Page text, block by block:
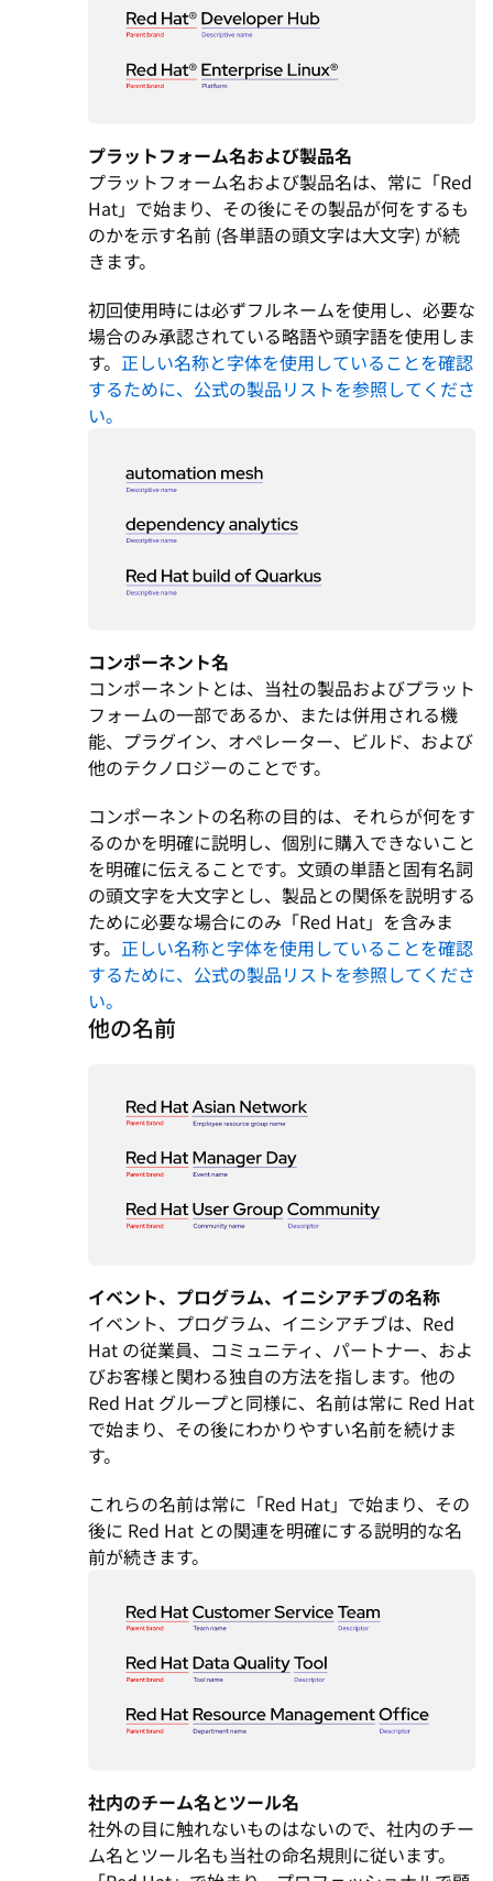
プラットフォーム名および製品名
プラットフォーム名および製品名は、常に「Red
Hat」で始まり、その後にその製品が何をするも
のかを示す名前 (各単語の頭文字は大文字) が続
きます。
初回使用時には必ずフルネームを使用し、必要な
場合のみ承認されている略語や頭字語を使用しま
す。 正しい名称と字体を使用していることを確認
するために、公式の製品リストを参照してくださ
い。
コンポーネント名
コンポーネントとは、当社の製品およびプラット
フォームの一部であるか、または併用される機
能、プラグイン、オペレーター、ビルド、および
他のテクノロジーのことです。
コンポーネントの名称の目的は、それらが何をす
るのかを明確に説明し、個別に購入できないこと
を明確に伝えることです。文頭の単語と固有名詞
の頭文字を大文字とし、製品との関係を説明する
ために必要な場合にのみ「Red Hat」を含みま
す。 正しい名称と字体を使用していることを確認
するために、公式の製品リストを参照してくださ
い。
他の名前
イベント、プログラム、イニシアチブの名称
イベント、プログラム、イニシアチブは、Red
Hat の従業員、コミュニティ、パートナー、およ
びお客様と関わる独自の方法を指します。他の
Red Hat グループと同様に、名前は常に Red Hat
で始まり、その後にわかりやすい名前を続けま
す。
これらの名前は常に「Red Hat」で始まり、その
後に Red Hat との関連を明確にする説明的な名
前が続きます。
社内のチーム名とツール名
社外の目に触れないものはないので、社内のチー
ム名とツール名も当社の命名規則に従います。